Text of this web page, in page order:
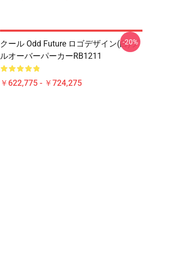
クール Odd Future ロゴデザイン(白)プ
ルオーバーパーカーRB1211
￥622,775 - ￥724,275
-20%